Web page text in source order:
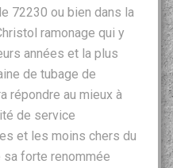
72230 ou bien dans la
ramonage qui y
années et la plus
de tubage de
répondre au mieux à
de service
et les moins chers du
sa forte renommée